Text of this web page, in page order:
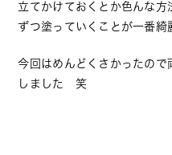
立てかけておくとか色んな
ずつ塗っていくことが一番綺
今回はめんどくさかったので
しました 笑